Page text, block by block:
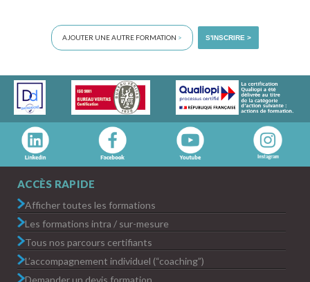
AJOUTER UNE AUTRE FORMATION > S'INSCRIRE >
ACCÈS RAPIDE
Afficher toutes les formations
Les formations intra / sur-mesure
Tous nos parcours certifiants
L’accompagnement individuel (“coaching”)
Demander un devis formation